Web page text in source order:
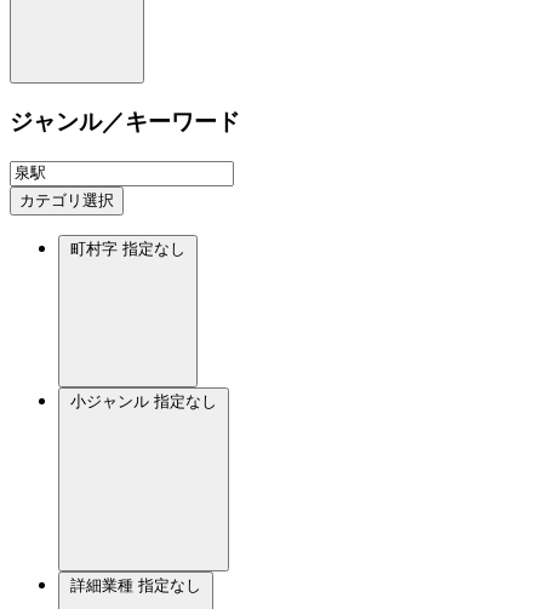
ジャンル／キーワード
カテゴリ選択
町村字 指定なし
小ジャンル 指定なし
詳細業種 指定なし